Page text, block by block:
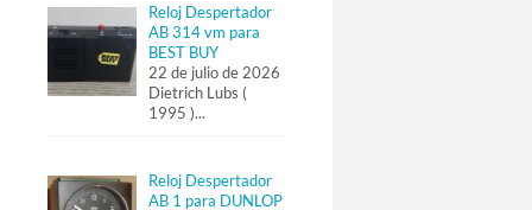
Reloj Despertador
AB 314 vm para
BEST BUY
22 de julio de 2026
Dietrich Lubs (
1995 )...
Reloj Despertador
AB 1 para DUNLOP